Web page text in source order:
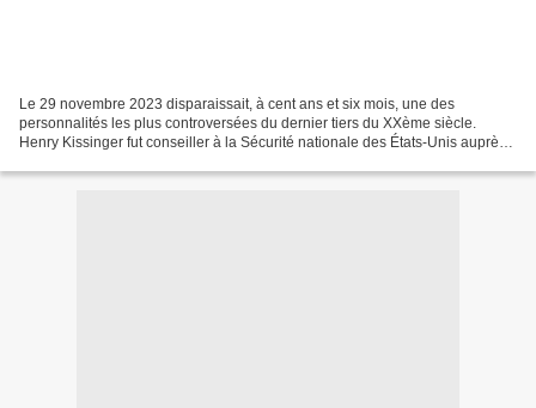
Le 29 novembre 2023 disparaissait, à cent ans et six mois, une des
personnalités les plus controversées du dernier tiers du XXème siècle.
Henry Kissinger fut conseiller à la Sécurité nationale des États-Unis auprès